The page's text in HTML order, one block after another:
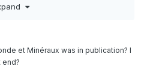
key under the door !!
LOVE.
et Minéraux was in publication? I
end?